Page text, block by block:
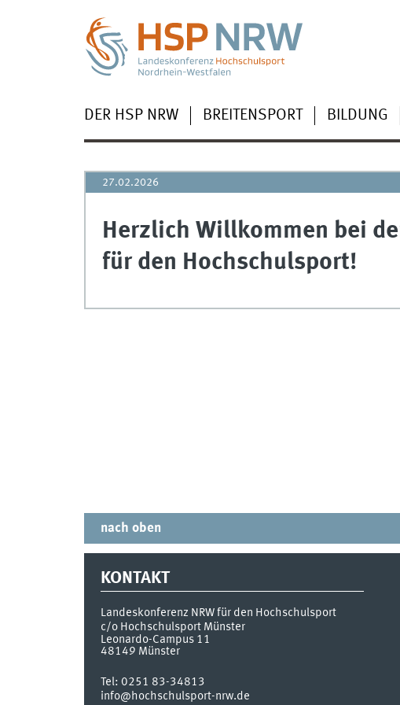
DER HSP NRW BREITENSPORT BILDUNG
27.02.2026
Herzlich Willkommen bei
für den Hochschulsport!
nach oben
KONTAKT
Landeskonferenz NRW für den Hochschulsport
c/o Hochschulsport Münster
Leonardo-Campus 11
48149 Münster
Tel: 0251 83-34813
info@hochschulsport-nrw.de